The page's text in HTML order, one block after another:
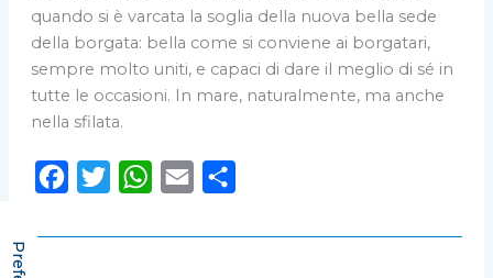
quando si è varcata la soglia della nuova bella sede
della borgata: bella come si conviene ai borgatari,
sempre molto uniti, e capaci di dare il meglio di sé in
tutte le occasioni. In mare, naturalmente, ma anche
nella sfilata.
c
i
W
a
a
n